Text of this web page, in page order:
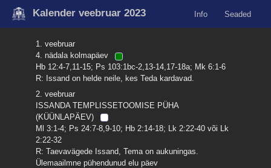
Kalender veebruar 2023 Info Seaded
1. veebruar
4. nädala kolmapäev
Hb 12:4-7,11-15; Ps 103:1bc-2,13-14,17-18a; Mk 6:1-6
R: Issand on helde neile, kes Teda kardavad.
2. veebruar
ISSANDA TEMPLISSETOOMISE PÜHA
(KÜÜNLAPÄEV)
Ml 3:1-4; Ps 24:7-8,9-10; Hb 2:14-18; Lk 2:22-40 või Lk
2:22-32
R: Taevavägede Issand, Tema on aukuningas.
Ülemaailmne pühendunud elu päev